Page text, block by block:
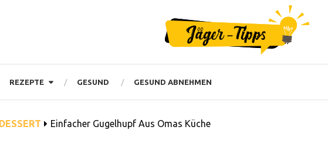
REZEPTE GESUND GESUND ABNEHMEN
DESSERT Einfacher Gugelhupf Aus Omas Küche